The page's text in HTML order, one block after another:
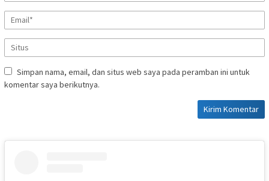
Simpan nama, email, dan situs web saya pada peramban ini untuk
komentar saya berikutnya.